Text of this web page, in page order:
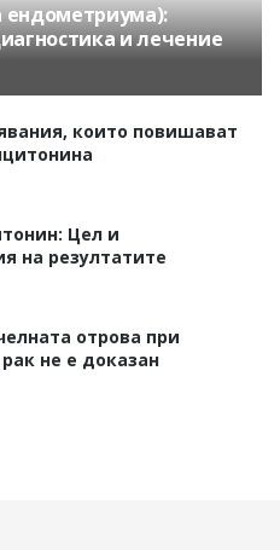
ендометриума):
и лечение
които повишават
Цел и
на резултатите
отрова при
не е доказан